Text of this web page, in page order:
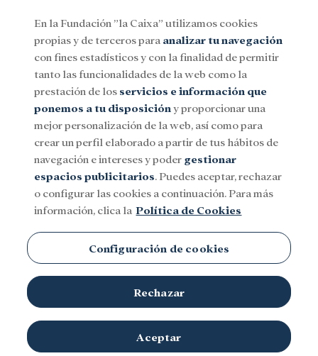
Menu
SocialInvestigación y becasCultura
En la Fundación ”la Caixa” utilizamos cookies
propias y de terceros para analizar tu navegación
con fines estadísticos y con la finalidad de permitir
tanto las funcionalidades de la web como la
prestación de los servicios e información que
ponemos a tu disposición y proporcionar una
mejor personalización de la web, así como para
crear un perfil elaborado a partir de tus hábitos de
navegación e intereses y poder gestionar
espacios publicitarios. Puedes aceptar, rechazar
o configurar las cookies a continuación. Para más
información, clica la Política de Cookies
Configuración de cookies
Rechazar
Aceptar